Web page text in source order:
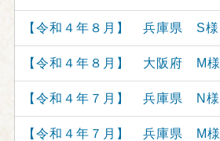
【令和４年８月】 兵庫県 S様
【令和４年８月】 大阪府 M様
【令和４年７月】 兵庫県 N様
【令和４年７月】 兵庫県 M様